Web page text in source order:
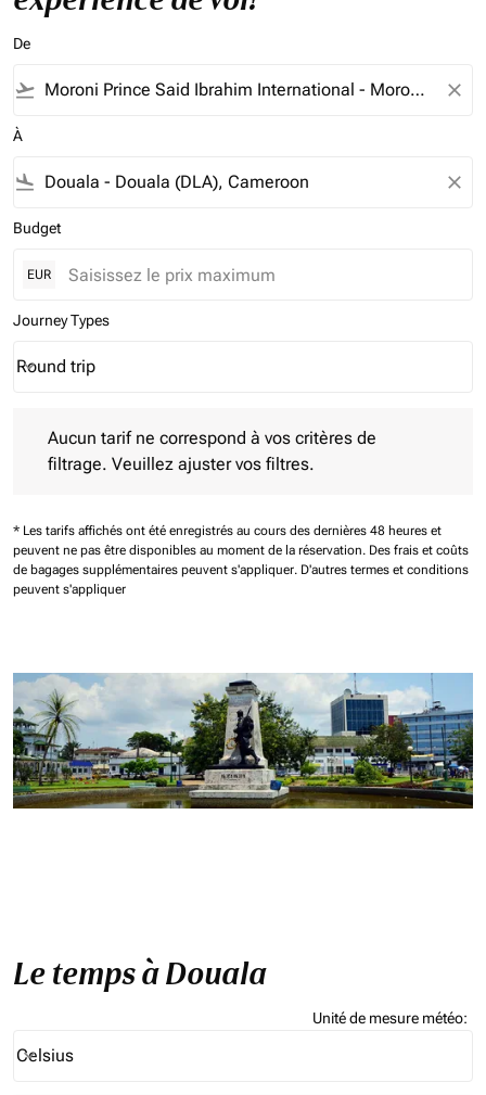
De
flight_takeoff close
À
flight_land close
Budget
EUR
Journey Types
Journey Types option Round trip Selected
Round trip
keyboard_arrow_down
Aucun tarif ne correspond à vos critères de
filtrage. Veuillez ajuster vos filtres.
* Les tarifs affichés ont été enregistrés au cours des dernières 48 heures et
peuvent ne pas être disponibles au moment de la réservation. Des frais et coûts
de bagages supplémentaires peuvent s'appliquer. D'autres termes et conditions
peuvent s'appliquer
Le temps à Douala
Unité de mesure météo:
Celsius
keyboard_arrow_down